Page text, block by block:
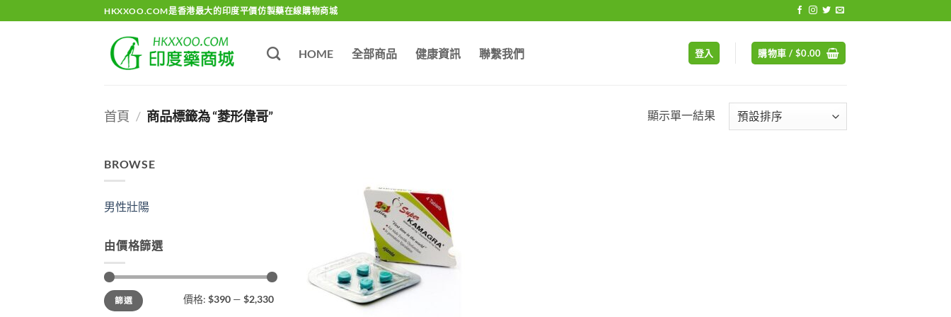
to
HKXXOO.COM是香港最大的印度平價仿製藥在線購物商城
HOME 全部商品 健康資訊 聯繫我們 登入 購物車 / $0.00
首頁 / 商品標籤為 “菱形偉哥” 顯示單一結果
BROWSE
男性壯陽
由價格篩選
最
低
價
最
高
價
篩選 價格: $390 — $2,330